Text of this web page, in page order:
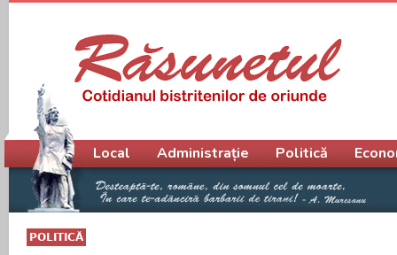
POLITICĂ
Meniu principal
Local Administrație Politică